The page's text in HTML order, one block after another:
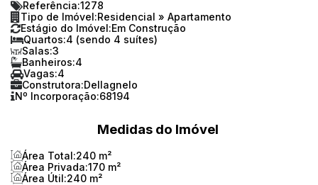
Referência:1278
Tipo de Imóvel:Residencial » Apartamento
Estágio do Imóvel:Em Construção
Quartos:4 (sendo 4 suítes)
Salas:3
Banheiros:4
Vagas:4
Construtora:Dellagnelo
Nº Incorporação:68194
Medidas do Imóvel
Área Total:240 m²
Área Privada:170 m²
Área Útil:240 m²